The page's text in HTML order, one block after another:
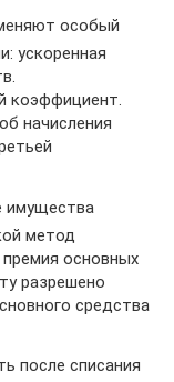
особый
ускоренная
коэффициент.
начисления
имущества
метод
основных
разрешено
средства
после списания